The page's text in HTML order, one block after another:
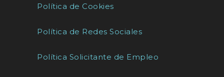
Política de Cookies
Política de Redes Sociales
Política Solicitante de Empleo